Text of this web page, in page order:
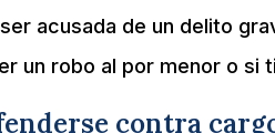
acusada de un delito
un robo al por menor o si
contra